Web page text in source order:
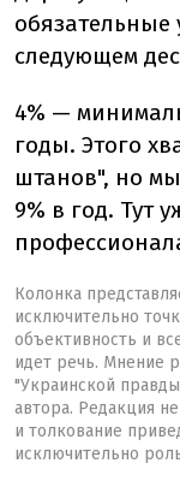
обязательные
следующем
4% —
годы. Этого
штанов", но
9% в год. Тут
Колонка
исключительно
объективность и
идет речь. Мнение
"Украинской
автора. Редакция
и толкование
исключительно